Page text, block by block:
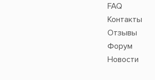
FAQ
Контакты
Отзывы
Форум
Новости